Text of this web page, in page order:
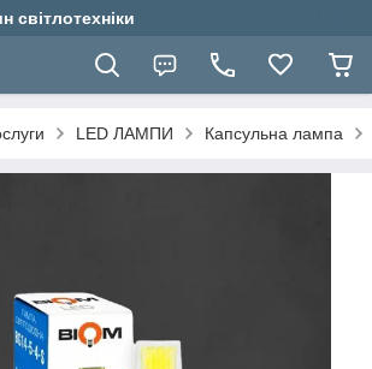
світлотехніки
LED ЛАМПИ Капсульна лампа